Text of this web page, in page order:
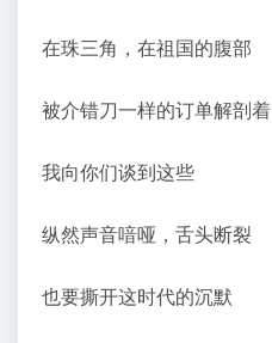
在珠三角，在祖国的腹部
被介错刀一样的订单解剖着
我向你们谈到这些
纵然声音喑哑，舌头断裂
也要撕开这时代的沉默